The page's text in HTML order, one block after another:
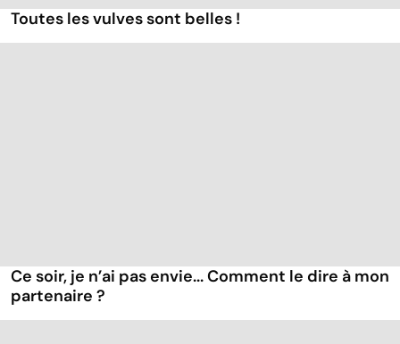
Toutes les vulves sont belles !
Ce soir, je n’ai pas envie... Comment le dire à mon
partenaire ?